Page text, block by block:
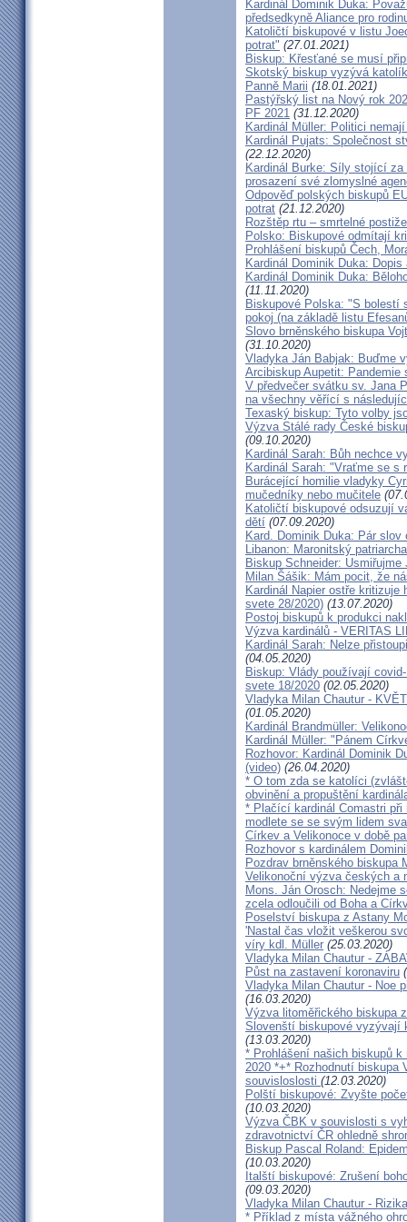
Kardinál Dominik Duka:
předsedkyně Aliance pro
Katoličtí biskupové v listu
potrat" (27.01.2021)
Biskup: Křesťané se musí
Skotský biskup vyzývá
Panně Marii (18.01.2021)
Pastýřský list na Nový rok
PF 2021 (31.12.2020)
Kardinál Müller: Politici
Kardinál Pujats: Společnost
(22.12.2020)
Kardinál Burke: Síly stojící
prosazení své zlomyslné
Odpověď polských biskupů
potrat (21.12.2020)
Rozštěp rtu – smrtelné
Polsko: Biskupové odmítají
Prohlášení biskupů Čech,
Kardinál Dominik Duka:
Kardinál Dominik Duka:
(11.11.2020)
Biskupové Polska: "S bolestí
pokoj (na základě listu
Slovo brněnského biskupa
(31.10.2020)
Vladyka Ján Babjak: Buďme
Arcibiskup Aupetit: Pandemie
V předvečer svátku sv. Jana
na všechny věřící s
Texaský biskup: Tyto volby
Výzva Stálé rady České
(09.10.2020)
Kardinál Sarah: Bůh nechce
Kardinál Sarah: "Vraťme se s
Burácející homilie vladyky
mučedníky nebo mučitele
Katoličtí biskupové odsuzují
dětí (07.09.2020)
Kard. Dominik Duka: Pár slov
Libanon: Maronitský
Biskup Schneider:
Milan Šášik: Mám pocit, že
Kardinál Napier ostře
svete 28/2020) (13.07.2020)
Postoj biskupů k produkci
Výzva kardinálů - VERITAS
Kardinál Sarah: Nelze
(04.05.2020)
Biskup: Vlády používají
svete 18/2020 (02.05.2020)
Vladyka Milan Chautur -
(01.05.2020)
Kardinál Brandmüller:
Kardinál Müller: "Pánem
Rozhovor: Kardinál Dominik
(video) (26.04.2020)
* O tom zda se katolíci
obvinění a propuštění
* Plačící kardinál Comastri
modlete se se svým lidem
Církev a Velikonoce v době
Rozhovor s kardinálem
Pozdrav brněnského biskupa
Velikonoční výzva českých a
Mons. Ján Orosch: Nedejme
zcela odloučili od Boha a
Poselství biskupa z Astany
'Nastal čas vložit veškerou
víry kdl. Müller (25.03.2020)
Vladyka Milan Chautur -
Půst na zastavení koronaviru
Vladyka Milan Chautur - Noe
(16.03.2020)
Výzva litoměřického biskupa
Slovenští biskupové vyzývají
(13.03.2020)
* Prohlášení našich biskupů
2020 *+* Rozhodnutí biskupa
souvisloslosti (12.03.2020)
Polští biskupové: Zvyšte
(10.03.2020)
Výzva ČBK v souvislosti s
zdravotnictví ČR ohledně
Biskup Pascal Roland:
(10.03.2020)
Italští biskupové: Zrušení
(09.03.2020)
Vladyka Milan Chautur -
* Příklad z místa vážného